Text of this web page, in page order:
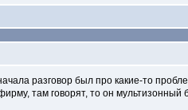
разговор был про какие-то
там говорят, то он мультизонный